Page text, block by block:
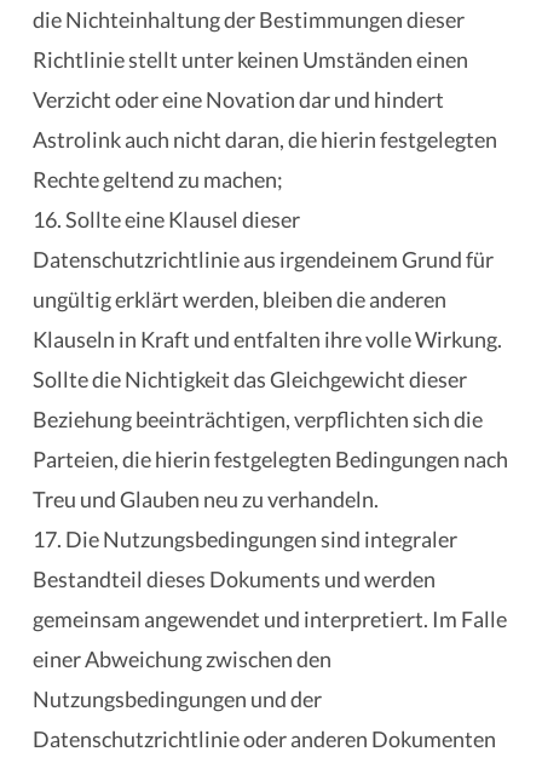
die Nichteinhaltung der Bestimmungen dieser
Richtlinie stellt unter keinen Umständen einen
Verzicht oder eine Novation dar und hindert
Astrolink auch nicht daran, die hierin festgelegten
Rechte geltend zu machen;
16. Sollte eine Klausel dieser
Datenschutzrichtlinie aus irgendeinem Grund für
ungültig erklärt werden, bleiben die anderen
Klauseln in Kraft und entfalten ihre volle Wirkung.
Sollte die Nichtigkeit das Gleichgewicht dieser
Beziehung beeinträchtigen, verpflichten sich die
Parteien, die hierin festgelegten Bedingungen nach
Treu und Glauben neu zu verhandeln.
17. Die Nutzungsbedingungen sind integraler
Bestandteil dieses Dokuments und werden
gemeinsam angewendet und interpretiert. Im Falle
einer Abweichung zwischen den
Nutzungsbedingungen und der
Datenschutzrichtlinie oder anderen Dokumenten